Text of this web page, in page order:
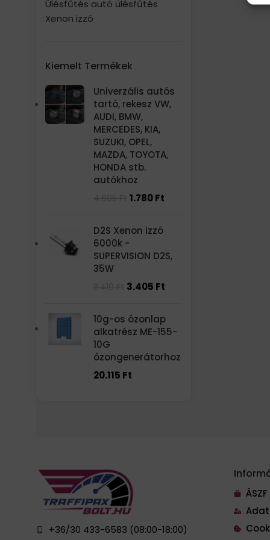
Ülésfűtés autó ülésfűtés
Xenon izzó
Kiemelt Termékek
Univerzális autós
tartó, rekesz VW,
AUDI, BMW,
MERCEDES, KIA,
SUZUKI, OPEL,
MAZDA, TOYOTA,
HONDA stb.
autókhoz
1.780Ft
D2S Xenon izzó
6000k -
SUPERVISION D2S,
35W
3.405 Ft
10g-os ózonlap
alkatrész ME-155-
10G
ózongenerátorhoz
20.115 Ft
+36/30 433-6583 (08:00-18:00)
ÁSZF